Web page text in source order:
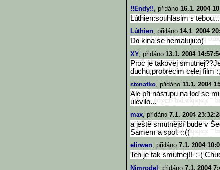
!!Endy!!, přidáno 16.1. 2004
Lúthien:souhlasim s
Lúthien, přidáno 14.1. 2004
Do kina se nemaluju:o)
XY, přidáno 13.1. 2004
Proc je takovej
duchu,probrecim celej film
stenatko, přidáno 11.1. 2004
Ale při nástupu na loď se
ulevilo...
max, přidáno 7.1. 2004
a ještě smutnější bude v
Samem a spol. ::((
elirwen, přidáno 7.1. 2004
Ten je tak smutnej!!! :-(
Nimrodel , přidáno 7.1. 2004